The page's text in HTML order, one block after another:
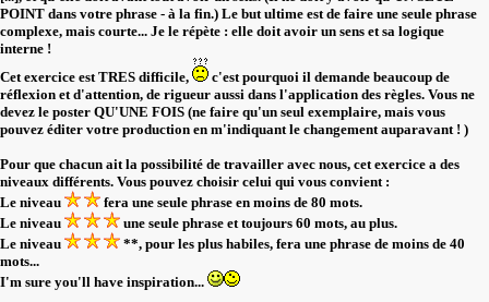
POINT dans votre phrase - à la fin.) Le but ultime est de faire une seule phrase
complexe, mais courte... Je le répète : elle doit avoir un sens et sa logique
interne !
Cet exercice est TRES difficile,
c'est pourquoi il demande beaucoup de
réflexion et d'attention, de rigueur aussi dans l'application des règles. Vous ne
devez le poster QU'UNE FOIS (ne faire qu'un seul exemplaire, mais vous
pouvez éditer votre production en m'indiquant le changement auparavant ! )
Pour que chacun ait la possibilité de travailler avec nous, cet exercice a des
niveaux différents. Vous pouvez choisir celui qui vous convient :
Le niveau
fera une seule phrase en moins de 80 mots.
Le niveau
une seule phrase et toujours 60 mots, au plus.
Le niveau
**, pour les plus habiles, fera une phrase de moins de 40
mots...
I'm sure you'll have inspiration...